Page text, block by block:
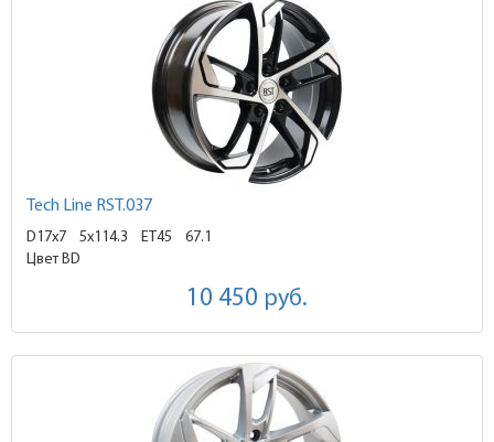
Tech Line RST.037
D17x7 5x114.3 ET45
67.1
Цвет BD
10 450 руб.